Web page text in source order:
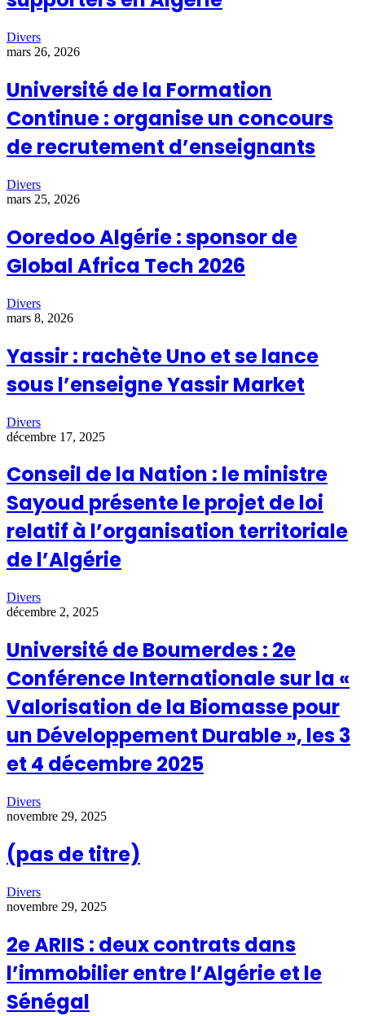
Divers
mars 26, 2026
Université de la Formation
Continue : organise un concours
de recrutement d’enseignants
Divers
mars 25, 2026
Ooredoo Algérie : sponsor de
Global Africa Tech 2026
Divers
mars 8, 2026
Yassir : rachète Uno et se lance
sous l’enseigne Yassir Market
Divers
décembre 17, 2025
Conseil de la Nation : le ministre
Sayoud présente le projet de loi
relatif à l’organisation territoriale
de l’Algérie
Divers
décembre 2, 2025
Université de Boumerdes : 2e
Conférence Internationale sur la «
Valorisation de la Biomasse pour
un Développement Durable », les 3
et 4 décembre 2025
Divers
novembre 29, 2025
(pas de titre)
Divers
novembre 29, 2025
2e ARIIS : deux contrats dans
l’immobilier entre l’Algérie et le
Sénégal